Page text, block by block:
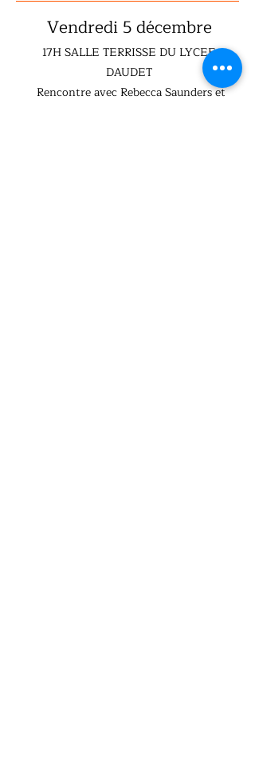
Vendredi 5 décembre
17H SALLE TERRISSE DU LYCEE
DAUDET
Rencontre avec Rebecca Saunders et